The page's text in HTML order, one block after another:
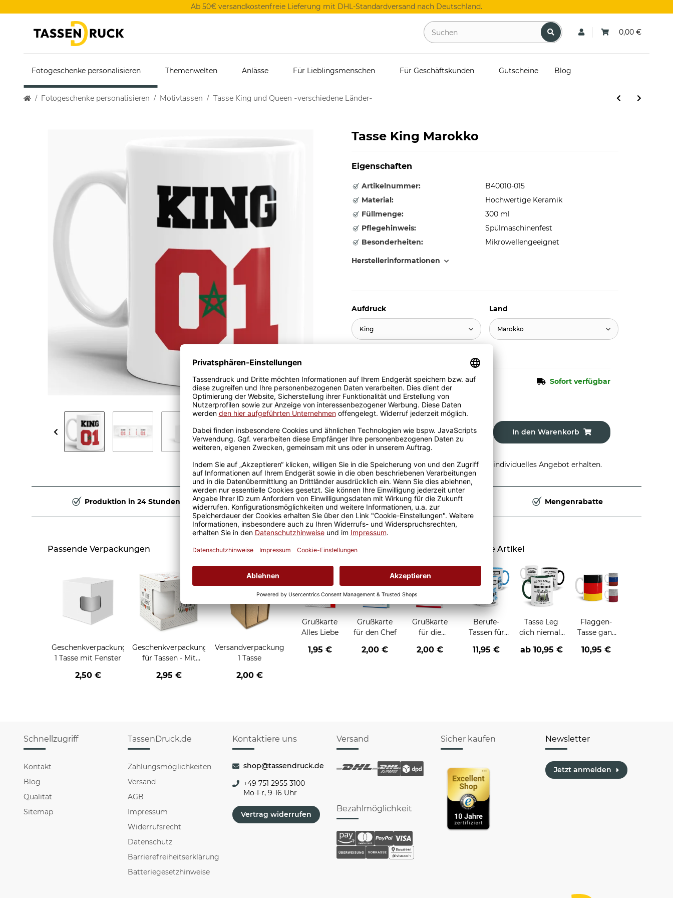
Ab 50€ versandkostenfreie Lieferung mit DHL-Standardversand nach Deutschland.
0,00 €
Fotogeschenke personalisieren Themenwelten Anlässe Für Lieblingsmenschen Für Geschäftskunden Gutscheine Blog
Fotogeschenke personalisieren Motivtassen Tasse King und Queen -verschiedene Länder-
Tasse King Marokko
Eigenschaften
Artikelnummer:
B40010-015
Material:
Hochwertige Keramik
Füllmenge:
300 ml
Pflegehinweis:
Spülmaschinenfest
Besonderheiten:
Mikrowellengeeignet
Herstellerinformationen
Aufdruck
King
Land
Marokko
10,95 € Sofort verfügbar
inkl. 19% MwSt. , zzgl. Versand
Stk In den Warenkorb
Größere Stückzahl? Anfrage stellen und individuelles Angebot erhalten.
Produktion in 24 Stunden Sicherer Kauf Auf Rechnung Produktion in Deutschland Mengenrabatte
Passende Verpackungen
Geschenkverpackung
1 Tasse mit Fenster
2,50 €
Geschenkverpackung
für Tassen - Mit
2,95 €
Versandverpackung
1 Tasse
2,00 €
Grußkarten zum Verschenken
Grußkarte
Alles Liebe
1,95 €
Grußkarte
für den Chef
2,00 €
Grußkarte
für die
2,00 €
Ähnliche Artikel
Berufe-
Tassen für
zwei
11,95 €
Tasse Leg
dich niemals
an
ab 10,95 €
Flaggen-
Tasse ganz
oder im
10,95 €
Schnellzugriff
Kontakt
Blog
Qualität
Sitemap
TassenDruck.de
Zahlungsmöglichkeiten
Versand
AGB
Impressum
Widerrufsrecht
Datenschutz
Barrierefreiheitserklärung
Batteriegesetzhinweise
Kontaktiere uns
shop@tassendruck.de
+49 751 2955 3100
Mo-Fr, 9-16 Uhr
Vertrag widerrufen
Versand
Bezahlmöglichkeit
Sicher kaufen Newsletter
Jetzt anmelden